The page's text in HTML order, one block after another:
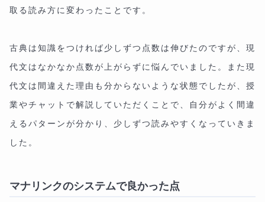
取る読み方に変わったことです。
古典は知識をつければ少しずつ点数は伸びたのですが、現
代文はなかなか点数が上がらずに悩んでいました。また現
代文は間違えた理由も分からないような状態でしたが、授
業やチャットで解説していただくことで、自分がよく間違
えるパターンが分かり、少しずつ読みやすくなっていきま
した。
マナリンクのシステムで良かった点